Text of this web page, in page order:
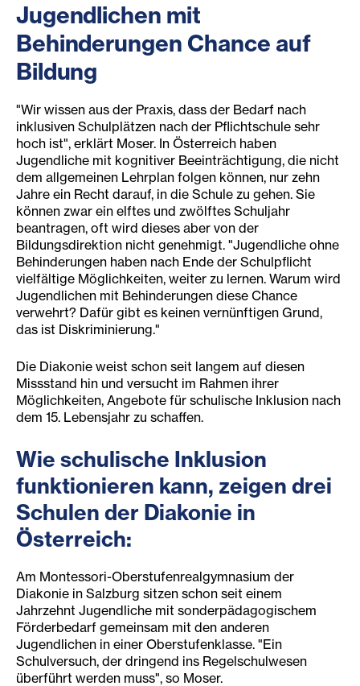
Jugendlichen mit
Behinderungen Chance auf
Bildung
"Wir wissen aus der Praxis, dass der Bedarf nach
inklusiven Schulplätzen nach der Pflichtschule sehr
hoch ist", erklärt Moser. In Österreich haben
Jugendliche mit kognitiver Beeinträchtigung, die nicht
dem allgemeinen Lehrplan folgen können, nur zehn
Jahre ein Recht darauf, in die Schule zu gehen. Sie
können zwar ein elftes und zwölftes Schuljahr
beantragen, oft wird dieses aber von der
Bildungsdirektion nicht genehmigt. "Jugendliche ohne
Behinderungen haben nach Ende der Schulpflicht
vielfältige Möglichkeiten, weiter zu lernen. Warum wird
Jugendlichen mit Behinderungen diese Chance
verwehrt? Dafür gibt es keinen vernünftigen Grund,
das ist Diskriminierung."
Die Diakonie weist schon seit langem auf diesen
Missstand hin und versucht im Rahmen ihrer
Möglichkeiten, Angebote für schulische Inklusion nach
dem 15. Lebensjahr zu schaffen.
Wie schulische Inklusion
funktionieren kann, zeigen drei
Schulen der Diakonie in
Österreich:
Am Montessori-Oberstufenrealgymnasium der
Diakonie in Salzburg sitzen schon seit einem
Jahrzehnt Jugendliche mit sonderpädagogischem
Förderbedarf gemeinsam mit den anderen
Jugendlichen in einer Oberstufenklasse. "Ein
Schulversuch, der dringend ins Regelschulwesen
überführt werden muss", so Moser.